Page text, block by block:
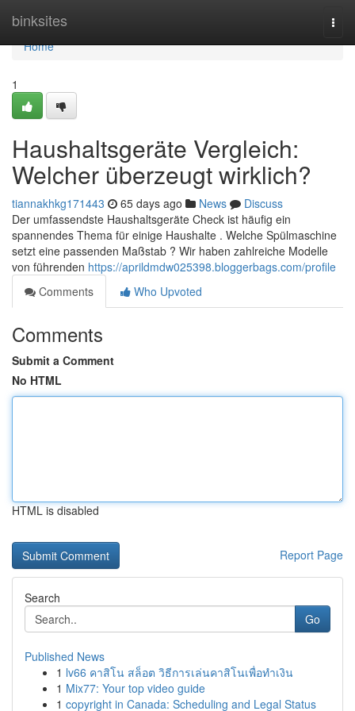
binksites
Home
Home
1
Haushaltsgeräte Vergleich:
Welcher überzeugt wirklich?
tiannakhkg171443 65 days ago News
Discuss
Der umfassendste Haushaltsgeräte Check ist häufig ein
spannendes Thema für einige Haushalte . Welche Spülmaschine
setzt eine passenden Maßstab ? Wir haben zahlreiche Modelle
von führenden https://aprildmdw025398.bloggerbags.com/profile
Comments
Who Upvoted
Comments
Submit a Comment
No HTML
HTML is disabled
Report Page
Search
Go
Published News
1 lv66 คาสิโน สล็อต วิธีการเล่นคาสิโนเพื่อทำเงิน
1 Mix77: Your top video guide
1 copyright in Canada: Scheduling and Legal Status